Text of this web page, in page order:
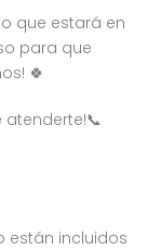
que estará en
para que
🍀
están incluidos